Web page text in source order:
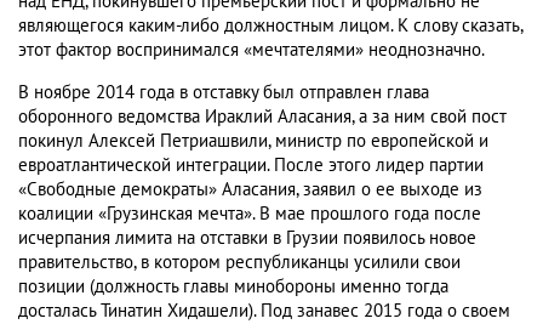
являющегося каким-либо должностным лицом. К слову сказать,
этот фактор воспринимался «мечтателями» неоднозначно.
В ноябре 2014 года в отставку был отправлен глава
оборонного ведомства Ираклий Аласания, а за ним свой пост
покинул Алексей Петриашвили, министр по европейской и
евроатлантической интеграции. После этого лидер партии
«Свободные демократы» Аласания, заявил о ее выходе из
коалиции «Грузинская мечта». В мае прошлого года после
исчерпания лимита на отставки в Грузии появилось новое
правительство, в котором республиканцы усилили свои
позиции (должность главы минобороны именно тогда
досталась Тинатин Хидашели). Под занавес 2015 года о своем